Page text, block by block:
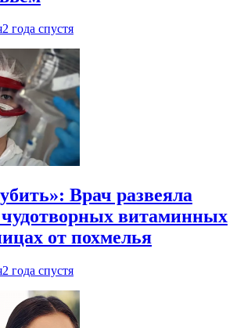
2 года спустя
Врач развеяла
витаминных
от похмелья
2 года спустя